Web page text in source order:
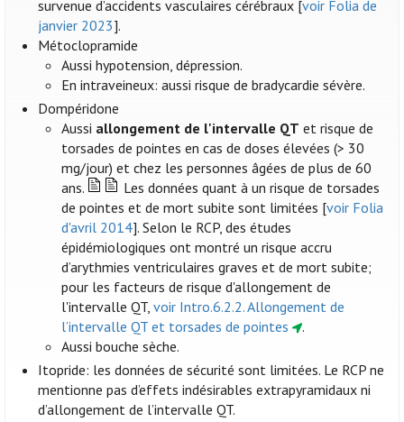
survenue d’accidents vasculaires cérébraux [voir Folia de
janvier 2023].
Métoclopramide
Aussi hypotension, dépression.
En intraveineux: aussi risque de bradycardie sévère.
Dompéridone
Aussi allongement de l'intervalle QT et risque de
torsades de pointes en cas de doses élevées (> 30
mg/jour) et chez les personnes âgées de plus de 60
ans.
Les données quant à un risque de torsades
de pointes et de mort subite sont limitées [voir Folia
d'avril 2014]. Selon le RCP, des études
épidémiologiques ont montré un risque accru
d’arythmies ventriculaires graves et de mort subite;
pour les facteurs de risque d'allongement de
l'intervalle QT,voir Intro.6.2.2. Allongement de
l’intervalle QT et torsades de pointes
.
Aussi bouche sèche.
Itopride: les données de sécurité sont limitées. Le RCP ne
mentionne pas d’effets indésirables extrapyramidaux ni
d’allongement de l’intervalle QT.